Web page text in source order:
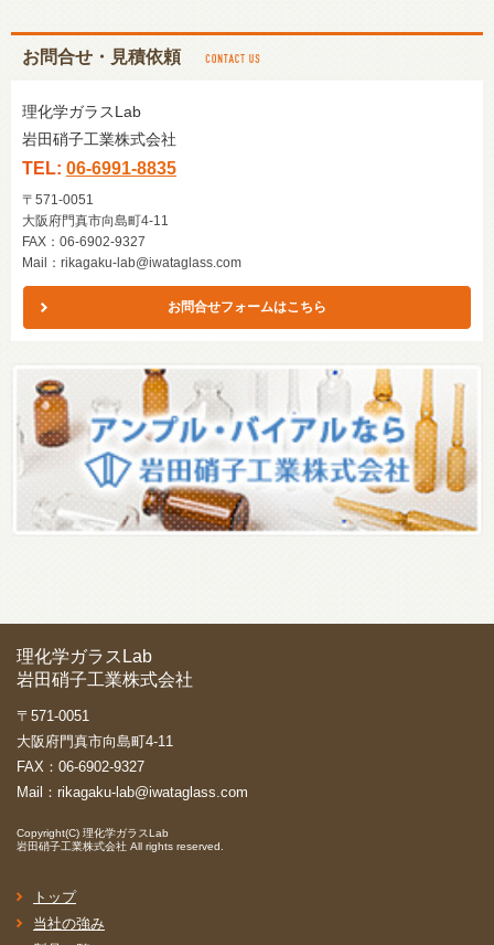
お問合せ・見積依頼
理化学ガラスLab
岩田硝子工業株式会社
TEL: 06-6991-8835
〒571-0051
大阪府門真市向島町4-11
FAX：06-6902-9327
Mail： rikagaku-lab@iwataglass.com
お問合せフォームはこちら
理化学ガラスLab
岩田硝子工業株式会社
〒571-0051
大阪府門真市向島町4-11
FAX：06-6902-9327
Mail： rikagaku-lab@iwataglass.com
Copyright(C) 理化学ガラスLab
岩田硝子工業株式会社 All rights reserved.
トップ
当社の強み